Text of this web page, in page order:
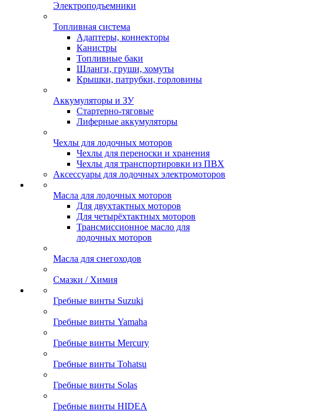
Электроподъемники
Топливная система
Адаптеры, коннекторы
Канистры
Топливные баки
Шланги, груши, хомуты
Крышки, патрубки, горловины
Аккумуляторы и ЗУ
Стартерно-тяговые
Лиферные аккумуляторы
Чехлы для лодочных моторов
Чехлы для переноски и хранения
Чехлы для транспортировки из ПВХ
Аксессуары для лодочных электромоторов
Масла для лодочных моторов
Для двухтактных моторов
Для четырёхтактных моторов
Трансмиссионное масло для
лодочных моторов
Масла для снегоходов
Смазки / Химия
Гребные винты Suzuki
Гребные винты Yamaha
Гребные винты Mercury
Гребные винты Tohatsu
Гребные винты Solas
Гребные винты HIDEA